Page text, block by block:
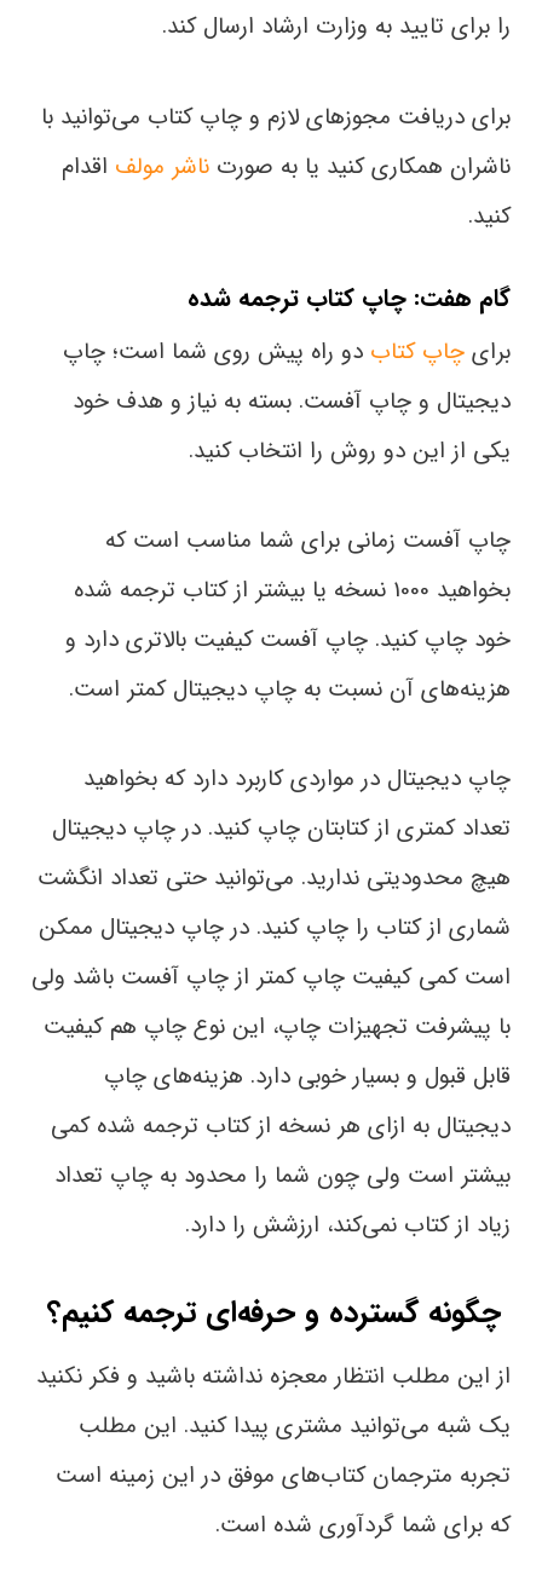
را برای تایید به وزارت ارشاد ارسال کند.
برای دریافت مجوزهای لازم و چاپ کتاب می‌توانید با
ناشران همکاری کنید یا به صورت ناشر مولف اقدام
کنید.
گام هفت: چاپ کتاب ترجمه شده
برای چاپ کتاب دو راه پیش روی شما است؛ چاپ
دیجیتال و چاپ آفست. بسته به نیاز و هدف خود
یکی از این دو روش را انتخاب کنید.
چاپ آفست زمانی برای شما مناسب است که
بخواهید 1000 نسخه یا بیشتر از کتاب ترجمه شده
خود چاپ کنید. چاپ آفست کیفیت بالاتری دارد و
هزینه‌های آن نسبت به چاپ دیجیتال کمتر است.
چاپ دیجیتال در مواردی کاربرد دارد که بخواهید
تعداد کمتری از کتابتان چاپ کنید. در چاپ دیجیتال
هیچ محدودیتی ندارید. می‌توانید حتی تعداد انگشت
شماری از کتاب را چاپ کنید. در چاپ دیجیتال ممکن
است کمی کیفیت چاپ کمتر از چاپ آفست باشد ولی
با پیشرفت تجهیزات چاپ، این نوع چاپ هم کیفیت
قابل قبول و بسیار خوبی دارد. هزینه‌های چاپ
دیجیتال به ازای هر نسخه از کتاب ترجمه شده کمی
بیشتر است ولی چون شما را محدود به چاپ تعداد
زیاد از کتاب نمی‌کند، ارزشش را دارد.
چگونه گسترده و حرفه‌ای ترجمه کنیم؟
از این مطلب انتظار معجزه نداشته باشید و فکر نکنید
یک شبه می‌توانید مشتری پیدا کنید. این مطلب
تجربه مترجمان کتاب‌های موفق در این زمینه است
که برای شما گردآوری شده است.